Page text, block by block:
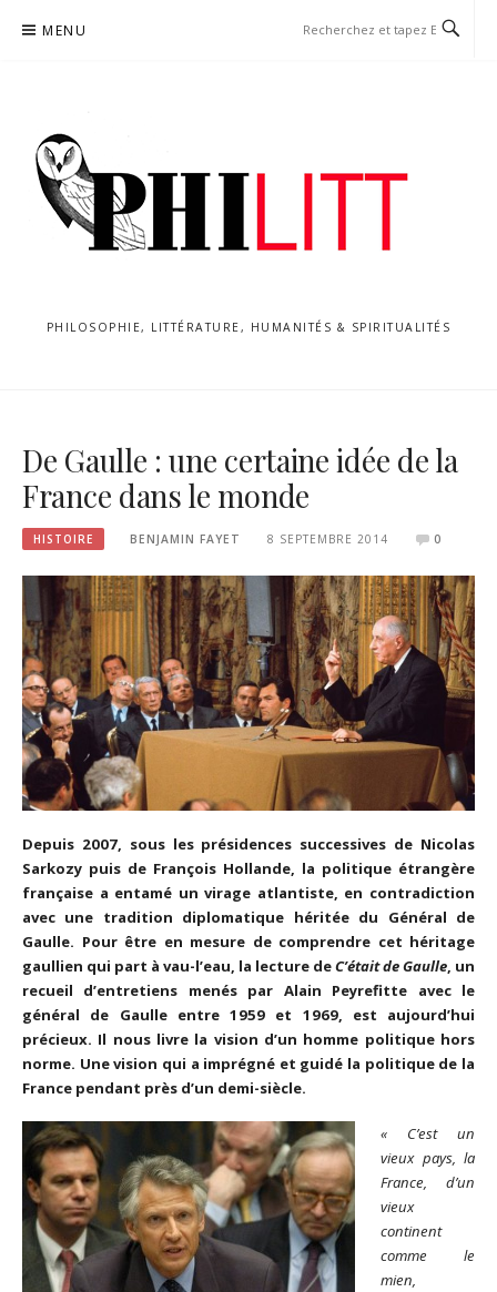
MENU
PHILOSOPHIE, LITTÉRATURE, HUMANITÉS & SPIRITUALITÉS
De Gaulle : une certaine idée de la
France dans le monde
HISTOIRE BENJAMIN FAYET 8 SEPTEMBRE 2014 0
Depuis 2007, sous les présidences successives de Nicolas
Sarkozy puis de François Hollande, la politique étrangère
française a entamé un virage atlantiste, en contradiction
avec une tradition diplomatique héritée du Général de
Gaulle. Pour être en mesure de comprendre cet héritage
gaullien qui part à vau-l’eau, la lecture deC’était de Gaulle, un
recueil d’entretiens menés par Alain Peyrefitte avec le
général de Gaulle entre 1959 et 1969, est aujourd’hui
précieux. Il nous livre la vision d’un homme politique hors
norme. Une vision qui a imprégné et guidé la politique de la
France pendant près d’un demi-siècle.
« C’est un
vieux pays, la
France, d’un
vieux
continent
comme le
mien,